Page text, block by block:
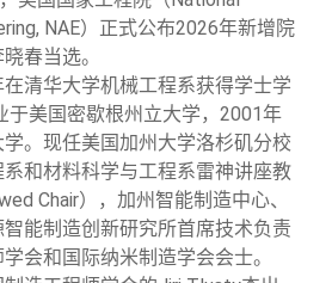
西南联大校友会
义工计划
新媒体平台
青春风采
友文苑
友讲坛
友视界
信息化服务
创大赛
用信息
总会简介
长致辞
会章程
事会名单
NAE）正式公布2026年新增院
春当选。
清华大学机械工程系获得学士学
于美国密歇根州立大学，2001年
。现任美国加州大学洛杉矶分校
和材料科学与工程系雷神讲座教
Chair），加州智能制造中心、
能制造创新研究所首席技术负责
会和国际纳米制造学会会士。